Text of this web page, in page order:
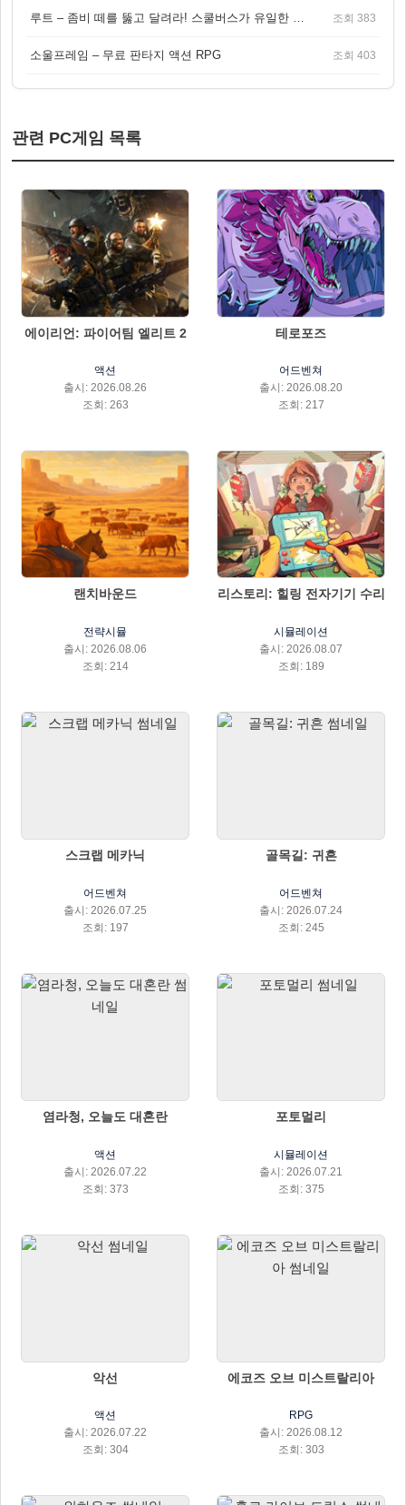
루트 – 좀비 떼를 뚫고 달려라! 스쿨버스가 유일한 집이 되는 4인 협동 생존 게임 조회 383
소울프레임 – 무료 판타지 액션 RPG 조회 403
관련 PC게임 목록
에이리언: 파이어팀 엘리트 2
액션
출시: 2026.08.26
조회: 263
테로포즈
어드벤쳐
출시: 2026.08.20
조회: 217
랜치바운드
전략시뮬
출시: 2026.08.06
조회: 214
리스토리: 힐링 전자기기 수리
시뮬레이션
출시: 2026.08.07
조회: 189
스크랩 메카닉
어드벤쳐
출시: 2026.07.25
조회: 197
골목길: 귀흔
어드벤쳐
출시: 2026.07.24
조회: 245
염라청, 오늘도 대혼란
액션
출시: 2026.07.22
조회: 373
포토멀리
시뮬레이션
출시: 2026.07.21
조회: 375
악선
액션
출시: 2026.07.22
조회: 304
에코즈 오브 미스트랄리아
RPG
출시: 2026.08.12
조회: 303